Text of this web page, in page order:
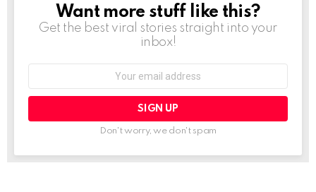
NEWSLETTER
Want more stuff like this?
Get the best viral stories straight into your
inbox!
Don't worry, we don't spam